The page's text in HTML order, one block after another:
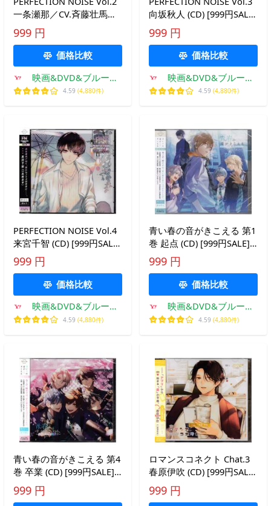
一条瀬那／CV.斉藤壮馬
(CD) [999円SALE][送料無
料]
999 円
価格比較
映画&DVD&ブルーレ
イならSORA
4.59 (4,880件)
向坂秋人 (CD) [999円SALE]
[送料無料]
999 円
価格比較
映画&DVD&ブルーレ
イならSORA
4.59 (4,880件)
PERFECTION NOISE Vol.4
来宮千智 (CD) [999円SALE]
[送料無料]
999 円
価格比較
映画&DVD&ブルーレ
イならSORA
4.59 (4,880件)
青い春の音がきこえる 第1
巻 起点 (CD) [999円SALE]
[送料無料]
999 円
価格比較
映画&DVD&ブルーレ
イならSORA
4.59 (4,880件)
青い春の音がきこえる 第4
巻 卒業 (CD) [999円SALE]
[送料無料]
999 円
ロマンスコネクト Chat.3
春原伊吹 (CD) [999円SALE]
[送料無料]
999 円